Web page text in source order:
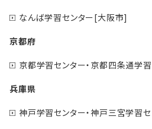
なんば学習センター[大阪市]
京都府
京都学習センター・京都四条通学
兵庫県
神戸学習センター・神戸三宮学習